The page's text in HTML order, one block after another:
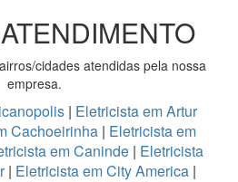
cidades atendidas pela nossa
empresa.
| Eletricista em Artur
Cachoeirinha | Eletricista em
em Caninde | Eletricista
| Eletricista em City America |